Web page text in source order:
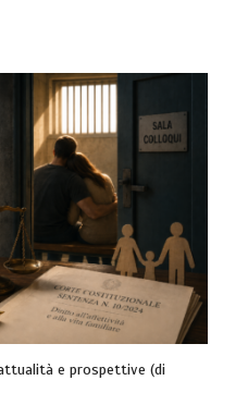
e prospettive (di